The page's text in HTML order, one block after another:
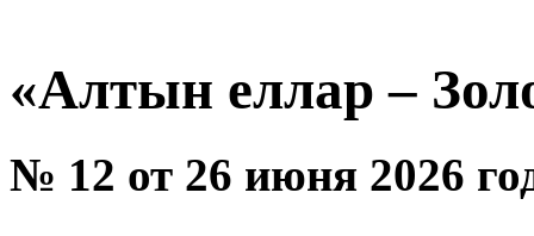
«Алтын еллар –
№ 12 от 26 июня 2026